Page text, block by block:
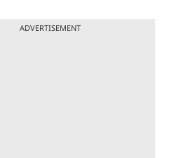
ADVERTISEMENT